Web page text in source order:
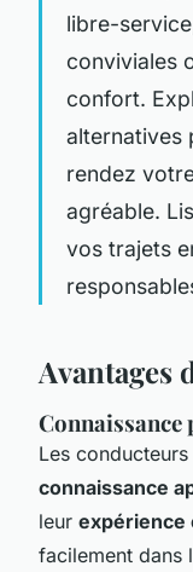
libre-
conviviales
confort.
alternatives
rendez
agréable.
vos trajets
Avantages
Connaissance
Les
connaissance
leur expérience
facilement dans